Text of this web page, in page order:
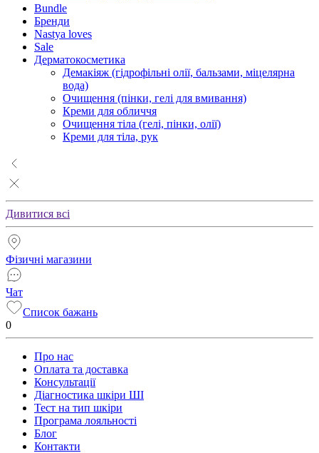
Bundle
Бренди
Nastya loves
Sale
Дерматокосметика
Демакіяж (гідрофільні олії, бальзами, міцелярна
вода)
Очищення (пінки, гелі для вмивання)
Креми для обличчя
Очищення тіла (гелі, пінки, олії)
Креми для тіла, рук
Дивитися всі
Фізичні магазини
Чат
Список бажань
0
Про нас
Оплата та доставка
Консультації
Діагностика шкіри ШІ
Тест на тип шкіри
Програма лояльності
Блог
Контакти